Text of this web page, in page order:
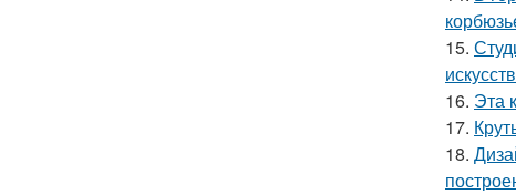
15.
16. Эта
17.
18.